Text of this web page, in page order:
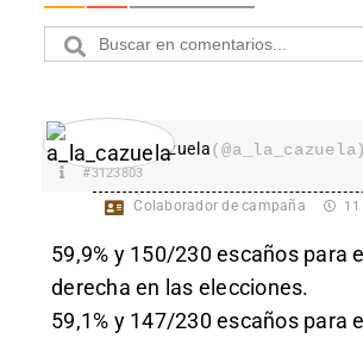
a_la_cazuela(@a_la_cazuela)
#3123803
Colaborador de campaña 11
59,9% y 150/230 escaños para
derecha en las elecciones.
59,1% y 147/230 escaños para